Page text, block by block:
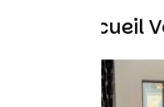
Otros Accueil